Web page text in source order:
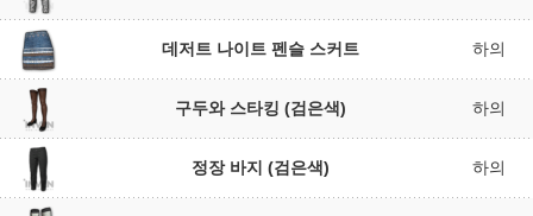
데저트 나이트 펜슬 스커트 하의
구두와 스타킹 (검은색) 하의
정장 바지 (검은색) 하의